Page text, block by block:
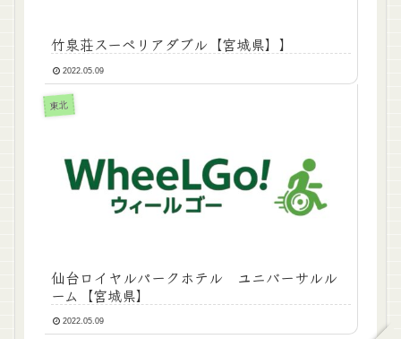
竹泉荘スーペリアダブル【宮城県】】
2022.05.09
東北
仙台ロイヤルパークホテル ユニバーサルル
ーム【宮城県】
2022.05.09